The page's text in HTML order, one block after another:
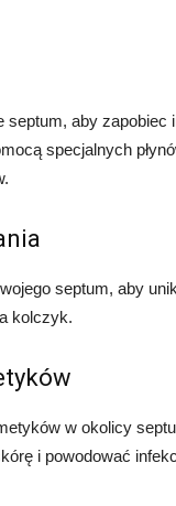
septum, aby zapobiec
specjalnych
septum, aby
kolczyk.
w okolicy
i powodować